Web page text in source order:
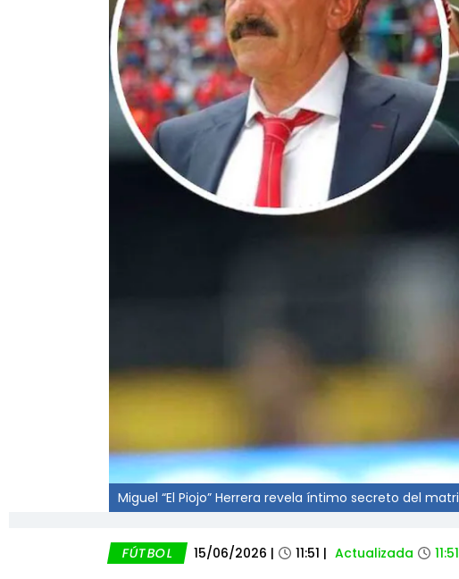
Miguel “El Piojo” Herrera revela íntimo secreto del
FÚTBOL 15/06/2026 | 11:51 | Actualizada 11:51